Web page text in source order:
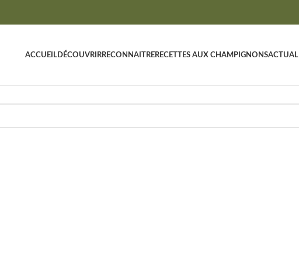
ACCUEIL DÉCOUVRIRRECONNAITRERECETTES AUX CHAMPIGNONS